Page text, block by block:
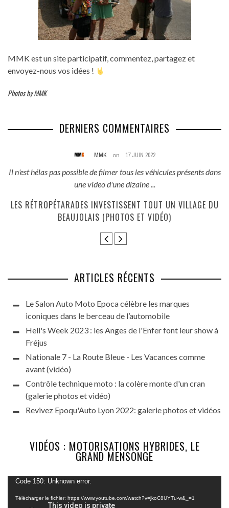
MMK est un site participatif, commentez, partagez et
envoyez-nous vos idées !
Photos by MMK
DERNIERS COMMENTAIRES
MMK on 17 JUIN 2022
Il n'est hélas pas possible de filmer tous les véhicules présents dans
une video d'une dizaine ...
LES RÉTROPÉTARADES INVESTISSENT TOUT UN VILLAGE DU
BEAUJOLAIS (PHOTOS ET VIDÉO)
ARTICLES RÉCENTS
Le Salon Auto Moto Epoca célèbre les marques
iconiques dans le berceau de l’automobile
Hell's Week 2023 : les Anges de l'Enfer font leur show à
Fréjus
Nationale 7 - La Route Bleue - Les Vacances comme
avant (vidéo)
Contrôle technique moto : la colère monte d'un cran
(galerie photos et vidéo)
Revivez Epoqu'Auto Lyon 2022: galerie photos et vidéos
VIDÉOS : MOTORISATIONS HYBRIDES, LE
GRAND MENSONGE
Lecteur
vidéo
Code 150: Unknown error.
Télécharger le fichier: https://www.youtube.com/watch?v=jkoC8UYTu-w&_=1